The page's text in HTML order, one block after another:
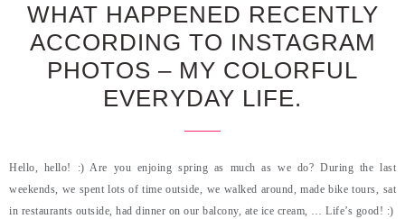
WHAT HAPPENED RECENTLY
ACCORDING TO INSTAGRAM
PHOTOS – MY COLORFUL
EVERYDAY LIFE.
Hello, hello! :) Are you enjoing spring as much as we do? During the last
weekends, we spent lots of time outside, we walked around, made bike tours, sat
in restaurants outside, had dinner on our balcony, ate ice cream, … Life’s good! :)